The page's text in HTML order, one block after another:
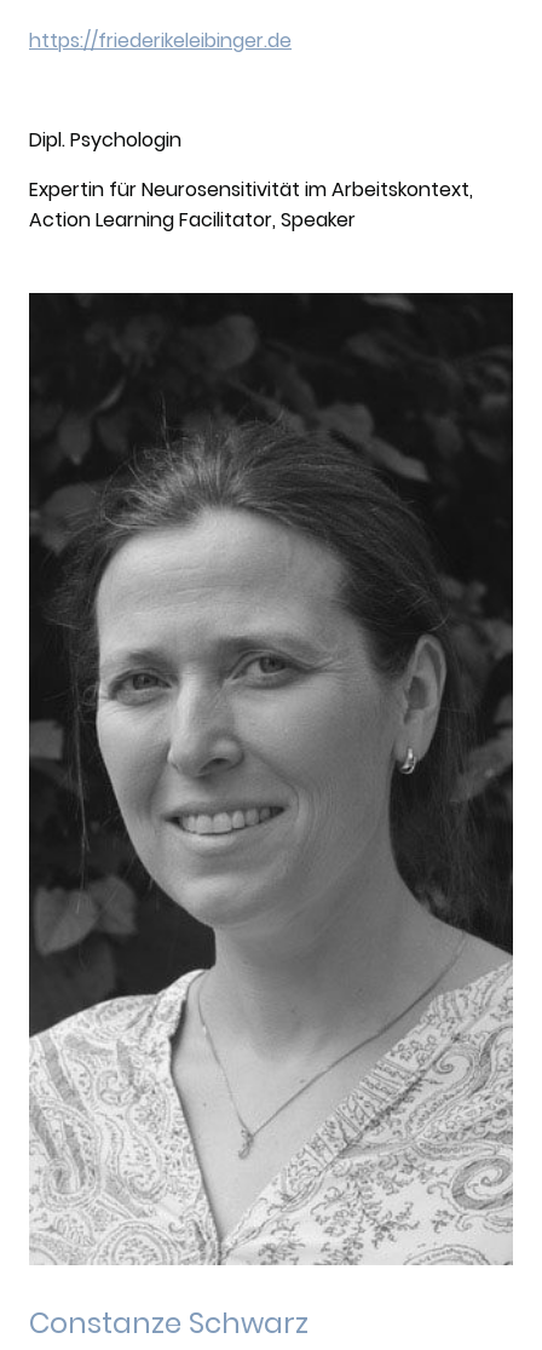
https://friederikeleibinger.de
Dipl. Psychologin
Expertin für Neurosensitivität im Arbeitskontext,
Action Learning Facilitator, Speaker
Constanze Schwarz